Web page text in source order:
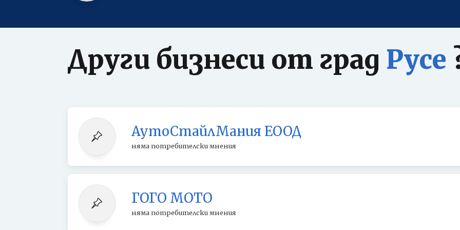
Други бизнеси от град Русе
АутоСтайлМания ЕООД
няма потребителски мнения
ГОГО МОТО
няма потребителски мнения